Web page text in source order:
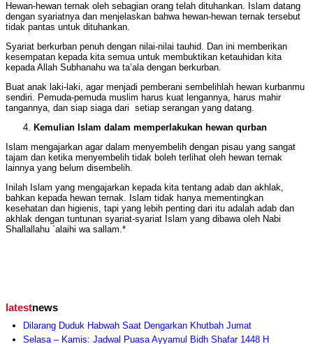
Hewan-hewan ternak oleh sebagian orang telah dituhankan. Islam datang
dengan syariatnya dan menjelaskan bahwa hewan-hewan ternak tersebut
tidak pantas untuk dituhankan.
Syariat berkurban penuh dengan nilai-nilai tauhid. Dan ini memberikan
kesempatan kepada kita semua untuk membuktikan ketauhidan kita
kepada Allah Subhanahu wa ta’ala dengan berkurban.
Buat anak laki-laki, agar menjadi pemberani sembelihlah hewan kurbanmu
sendiri. Pemuda-pemuda muslim harus kuat lengannya, harus mahir
tangannya, dan siap siaga dari setiap serangan yang datang.
Kemulian Islam dalam memperlakukan hewan qurban
Islam mengajarkan agar dalam menyembelih dengan pisau yang sangat
tajam dan ketika menyembelih tidak boleh terlihat oleh hewan ternak
lainnya yang belum disembelih.
Inilah Islam yang mengajarkan kepada kita tentang adab dan akhlak,
bahkan kepada hewan ternak. Islam tidak hanya mementingkan
kesehatan dan higienis, tapi yang lebih penting dari itu adalah adab dan
akhlak dengan tuntunan syariat-syariat Islam yang dibawa oleh Nabi
Shallallahu `alaihi wa sallam.*
latestnews
Dilarang Duduk Habwah Saat Dengarkan Khutbah Jumat
Selasa – Kamis: Jadwal Puasa Ayyamul Bidh Shafar 1448 H